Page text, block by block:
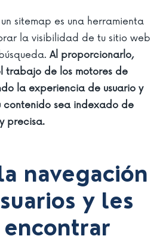
sitemap es una herramienta
la visibilidad de tu sitio web
Al proporcionarlo,
trabajo de los motores de
la experiencia de usuario y
contenido sea indexado de
precisa.
navegación
y les
encontrar